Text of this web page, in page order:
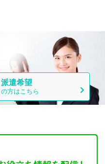
派遣希望
の方はこちら